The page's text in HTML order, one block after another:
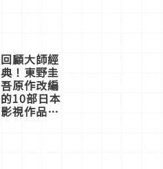
體驗
回顧大師經
典！東野圭
吾原作改編
的10部日本
影視作品推